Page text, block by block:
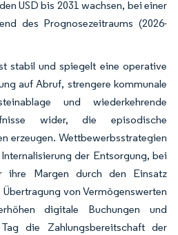
USD bis 2031 wachsen, bei einer
des Prognosezeitraums (2026-
stabil und spiegelt eine operative
auf Abruf, strengere kommunale
und wiederkehrende
wider, die episodische
erzeugen. Wettbewerbsstrategien
der Entsorgung, bei
ihre Margen durch den Einsatz
von Vermögenswerten
digitale Buchungen und
die Zahlungsbereitschaft der